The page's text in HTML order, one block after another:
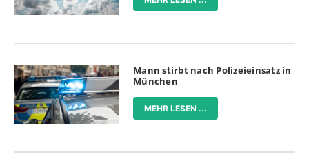
Mann stirbt nach Polizeieinsatz in
München
MEHR LESEN ...